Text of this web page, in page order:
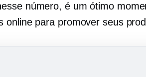
número, é um ótimo
online para promover seus